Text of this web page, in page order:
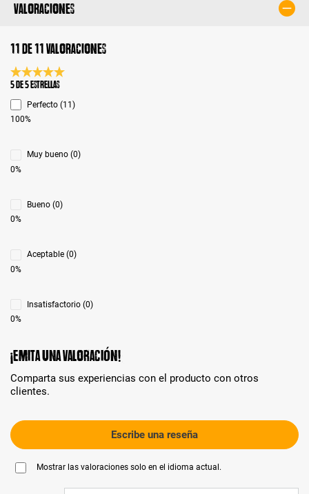
Valoraciones
11 de 11 valoraciones
Calificación promedio de 5 de 5 estrellas
5 de 5 Estrellas
Perfecto (11)
100%
Muy bueno (0)
0%
Bueno (0)
0%
Aceptable (0)
0%
Insatisfactorio (0)
0%
¡Emita una valoración!
Comparta sus experiencias con el producto con otros
clientes.
Escribe una reseña
Mostrar las valoraciones solo en el idioma actual.